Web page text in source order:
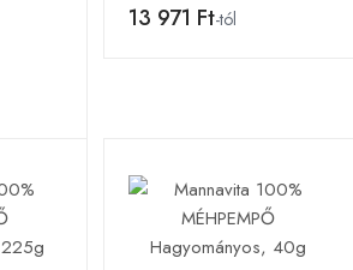
(3
13 971 Ft-tól